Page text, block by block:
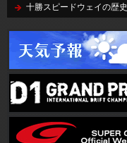
十勝スピードウェイの歴史